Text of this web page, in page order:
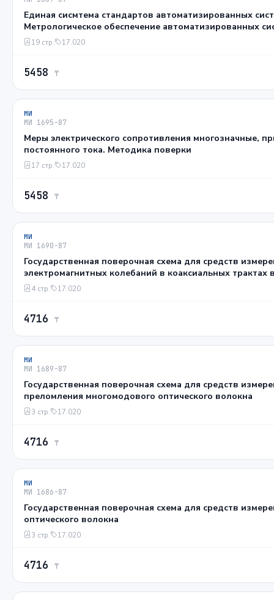
Единая сисмтема стандартов автоматизированных
Метрологическое обеспечение автоматизированных
Основные положения
19 стр. 17.020
5458 ₸
МИ
МИ 1695-87
Меры электрического сопротивления многозначные,
постоянного тока. Методика поверки
17 стр. 17.020
5458 ₸
МИ
МИ 1690-87
Государственная поверочная схема для средств
электромагнитных колебаний в коаксиальных трактах
ГГц4 стр. 17.020
4716 ₸
МИ
МИ 1689-87
Государственная поверочная схема для средств
преломления многомодового оптического волокна
3 стр. 17.020
4716 ₸
МИ
МИ 1686-87
Государственная поверочная схема для средств
оптического волокна
3 стр. 17.020
4716 ₸